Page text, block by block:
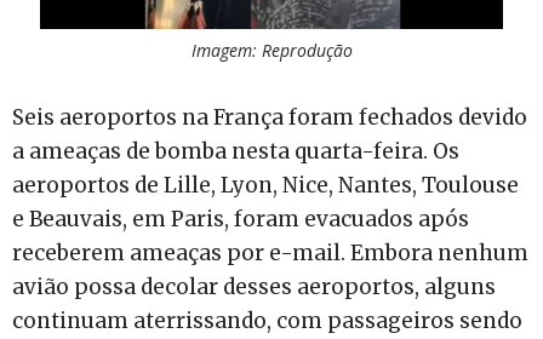
Imagem: Reprodução
Seis aeroportos na França foram fechados devido
a ameaças de bomba nesta quarta-feira. Os
aeroportos de Lille, Lyon, Nice, Nantes, Toulouse
e Beauvais, em Paris, foram evacuados após
receberem ameaças por e-mail. Embora nenhum
avião possa decolar desses aeroportos, alguns
continuam aterrissando, com passageiros sendo